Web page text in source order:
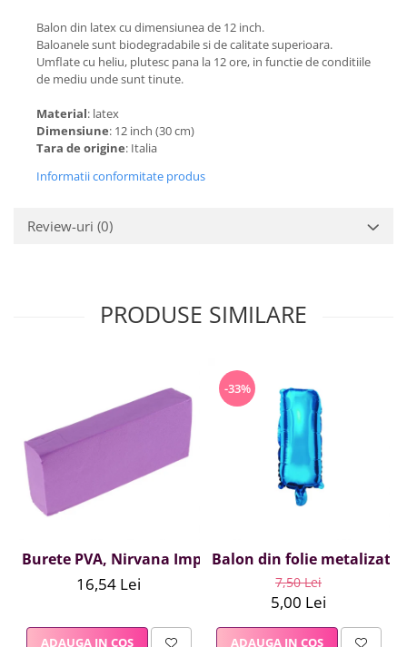
Balon din latex cu dimensiunea de 12 inch.
Baloanele sunt biodegradabile si de calitate superioara.
Umflate cu heliu, plutesc pana la 12 ore, in functie de conditiile
de mediu unde sunt tinute.
Material: latex
Dimensiune: 12 inch (30 cm)
Tara de origine: Italia
Informatii conformitate produs
Review-uri (0)
PRODUSE SIMILARE
Burete PVA, Nirvana Impex, 1 buc, mov
16,54 Lei
ADAUGA IN COS
-33%
Balon din folie metalizata
7,50 Lei
5,00 Lei
ADAUGA IN COS